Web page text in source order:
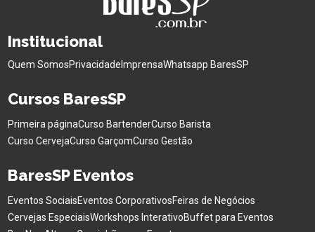
Institucional
Quem SomosPrivacidade ImprensaWhatsapp BaresSP
Cursos BaresSP
Primeira páginaCurso BartenderCurso Barista
Curso CervejaCurso GarçomCurso Gestão
BaresSP Eventos
Eventos SociaisEventos CorporativosFeiras de Negócios
Cervejas EspeciaisWorkshops InterativoBuffet para Eventos